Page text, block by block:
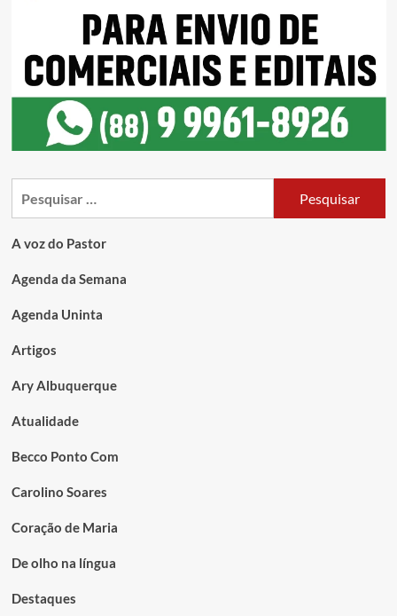
A voz do Pastor
Agenda da Semana
Agenda Uninta
Artigos
Ary Albuquerque
Atualidade
Becco Ponto Com
Carolino Soares
Coração de Maria
De olho na língua
Destaques